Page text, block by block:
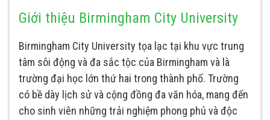
Giới thiệu Birmingham City University
Birmingham City University tọa lạc tại khu vực trung
tâm sôi động và đa sắc tộc của Birmingham và là
trường đại học lớn thứ hai trong thành phố. Trường
có bề dày lịch sử và cộng đồng đa văn hóa, mang đến
cho sinh viên những trải nghiệm phong phú và độc